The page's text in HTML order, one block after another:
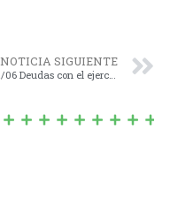
NOTICIA SIGUIENTE
1021/06 Deudas con el ejercicio 2005